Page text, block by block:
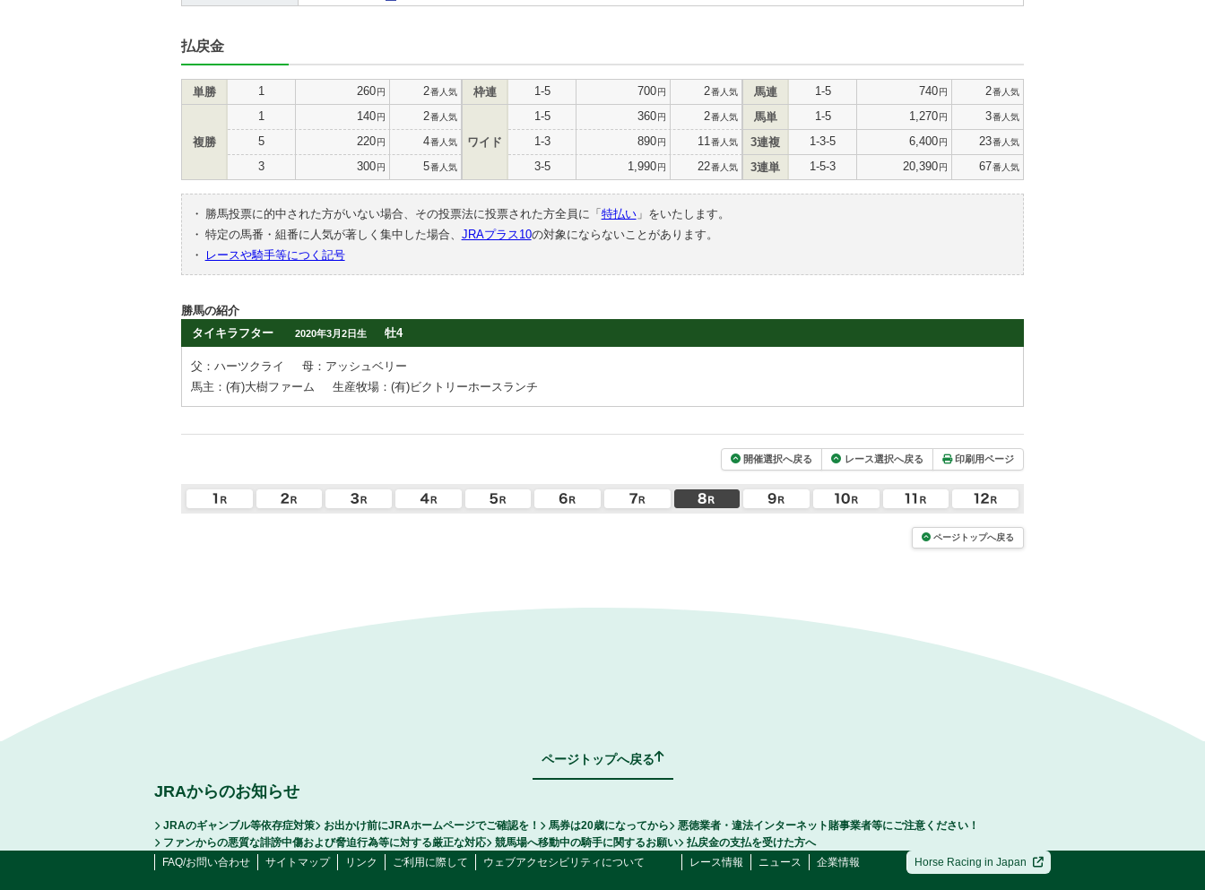
払戻金
単勝 1 260円 2番人気
複勝
1 140円 2番人気
5 220円 4番人気
3 300円 5番人気
枠連 1-5 700円 2番人気
ワイド
1-5 360円 2番人気
1-3 890円 11 番人気
3-5 1,990円 22番人気
馬連 1-5 740円 2番人気
馬単 1-5 1,270円 3番人気
3連複 1-3-5 6,400円 23番人気
3連単 1-5-3 20,390円 67番人気
・ 勝馬投票に的中された方がいない場合、その投票法に投票された方全員に「 特払い」をいたします。
・ 特定の馬番・組番に人気が著しく集中した場合、 JRAプラス10の対象にならないことがあります。
・
レースや騎手等につく記号
勝馬の紹介
タイキラフター
2020年3月2日生 牡4
父：ハーツクライ
母：アッシュベリー
馬主：(有)大樹ファーム
生産牧場：(有)ビクトリーホースランチ
開催選択へ戻る レース選択へ戻る 印刷用ページ
ページトップへ戻る
ページトップへ戻る
JRAからのお知らせ
JRAのギャンブル等依存症対策 お出かけ前にJRAホームページでご確認を！ 馬券は20歳になってから
悪徳業者・違法インターネット賭事業者等にご注意ください！
ファンからの悪質な誹謗中傷および脅迫行為等に対する厳正な対応
競馬場へ移動中の騎手に関するお願い
払戻金の支払を受けた方へ
FAQ/お問い合わせ
サイトマップ リンク ご利用に際して ウェブアクセシビリティについて レース情報 ニュース 企業情報 Horse Racing in Japan